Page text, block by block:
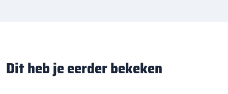
Dit heb je eerder bekeken